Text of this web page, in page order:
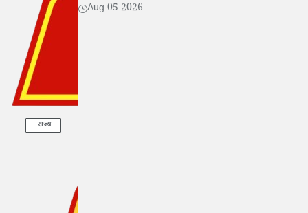
राज्य
Aug 05 2026